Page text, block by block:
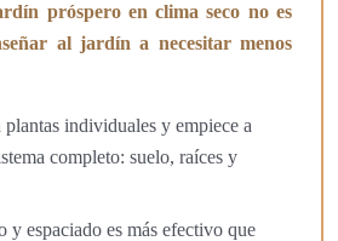
próspero en clima seco no es
al jardín a necesitar menos
plantas individuales y empiece a
completo: suelo, raíces y
y espaciado es más efectivo que